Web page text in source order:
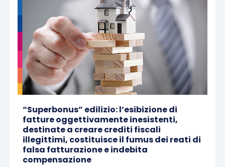
“Superbonus” edilizio: l’esibizione di
fatture oggettivamente inesistenti,
destinate a creare crediti fiscali
illegittimi, costituisce il fumus dei reati di
falsa fatturazione e indebita
compensazione